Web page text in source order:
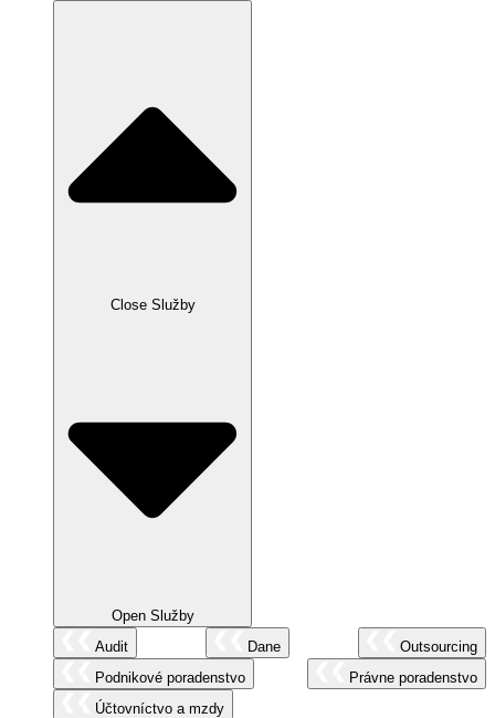
Close Služby
Open Služby
Audit
Dane
Outsourcing
Podnikové poradenstvo
Právne poradenstvo
Účtovníctvo a mzdy